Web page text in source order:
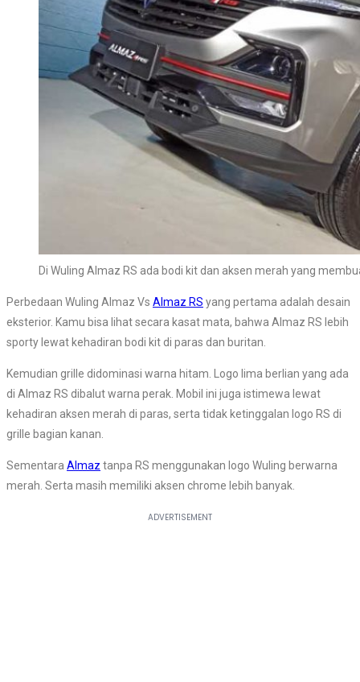
Di Wuling Almaz RS ada bodi kit dan aksen merah yang
Perbedaan Wuling Almaz Vs Almaz RS yang pertama adalah desain
eksterior. Kamu bisa lihat secara kasat mata, bahwa Almaz RS lebih
sporty lewat kehadiran bodi kit di paras dan buritan.
Kemudian grille didominasi warna hitam. Logo lima berlian yang ada
di Almaz RS dibalut warna perak. Mobil ini juga istimewa lewat
kehadiran aksen merah di paras, serta tidak ketinggalan logo RS di
grille bagian kanan.
Sementara Almaz tanpa RS menggunakan logo Wuling berwarna
merah. Serta masih memiliki aksen chrome lebih banyak.